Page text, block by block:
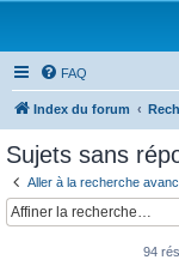
FAQ
Index du forum
Sujets sans
Aller à la recherche
94